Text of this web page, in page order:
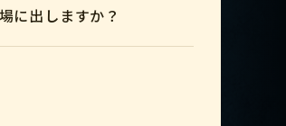
に出しますか？